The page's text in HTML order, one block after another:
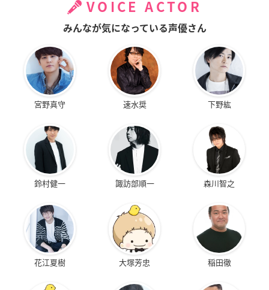
VOICE ACTOR
みんなが気になっている声優さん
宮野真守 速水奨 下野紘
鈴村健一 諏訪部順一 森川智之
花江夏樹 大塚芳忠 稲田徹